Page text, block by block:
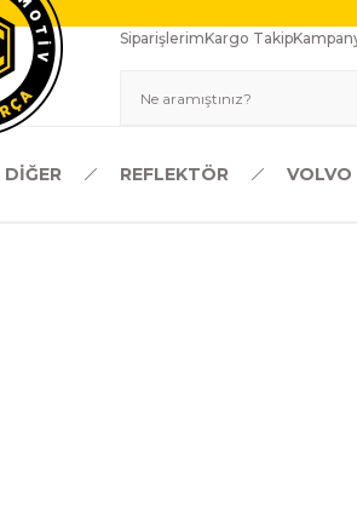
SiparişlerimKargo Takip
DİĞER REFLEKTÖR VOLVO